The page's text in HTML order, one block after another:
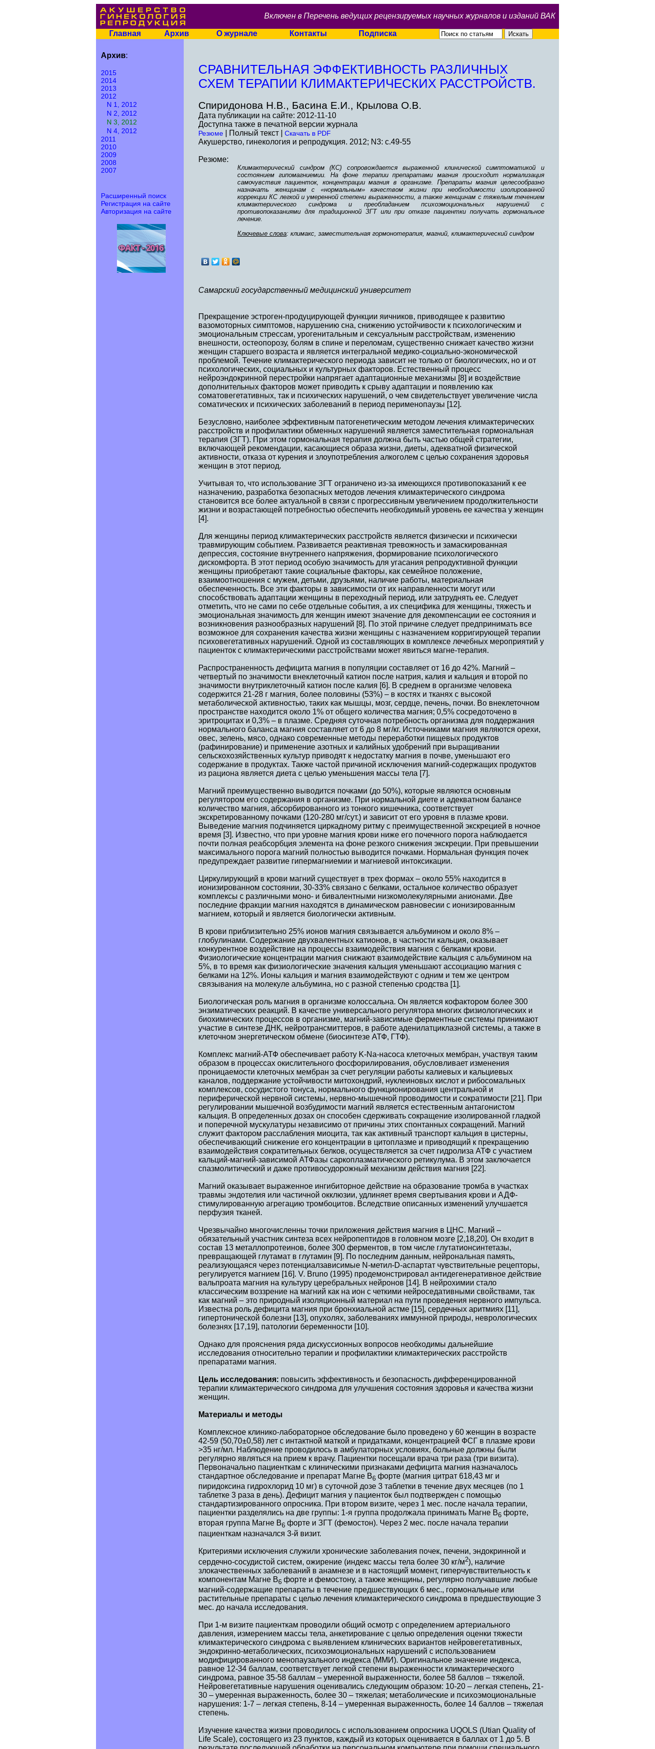
Включен в Перечень ведущих рецензируемых научных журналов и изданий ВАК
Главная Архив О журнале Контакты Подписка
Архив:
2015
2014
2013
2012
N 1, 2012
N 2, 2012
N 3, 2012
N 4, 2012
2011
2010
2009
2008
2007
Расширенный поиск
Регистрация на сайте
Авторизация на сайте
СРАВНИТЕЛЬНАЯ ЭФФЕКТИВНОСТЬ РАЗЛИЧНЫХ
СХЕМ ТЕРАПИИ КЛИМАКТЕРИЧЕСКИХ РАССТРОЙСТВ.
Спиридонова Н.В., Басина Е.И., Крылова О.В.
Дата публикации на сайте: 2012-11-10
Доступна также в печатной версии журнала
Резюме | Полный текст | Скачать в PDF
Акушерство, гинекология и репродукция. 2012; N3: c.49-55
Резюме:
Климактерический синдром (КС) сопровождается выраженной клинической симптоматикой и
состоянием гипомагниемии. На фоне терапии препаратами магния происходит нормализация
самочувствия пациенток, концентрации магния в организме. Препараты магния целесообразно
назначать женщинам с «нормальным» качеством жизни при необходимости изолированной
коррекции КС легкой и умеренной степени выраженности, а также женщинам с тяжелым течением
климактерического синдрома и преобладанием психоэмоциональных нарушений с
противопоказаниями для традиционной ЗГТ или при отказе пациентки получать гормональное
лечение.
Ключевые слова: климакс, заместительная гормонотерапия, магний, климактерический синдром
Самарский государственный медицинский университет
Прекращение эстроген-продуцирующей функции яичников, приводящее к развитию
вазомоторных симптомов, нарушению сна, снижению устойчивости к психологическим и
эмоциональным стрессам, урогенитальным и сексуальным расстройствам, изменению
внешности, остеопорозу, болям в спине и переломам, существенно снижает качество жизни
женщин старшего возраста и является интегральной медико-социально-экономической
проблемой. Течение климактерического периода зависит не только от биологических, но и от
психологических, социальных и культурных факторов. Естественный процесс
нейроэндокринной перестройки напрягает адаптационные механизмы [8] и воздействие
дополнительных факторов может приводить к срыву адаптации и появлению как
соматовегетативных, так и психических нарушений, о чем свидетельствует увеличение числа
соматических и психических заболеваний в период перименопаузы [12].
Безусловно, наиболее эффективным патогенетическим методом лечения климактерических
расстройств и профилактики обменных нарушений является заместительная гормональная
терапия (ЗГТ). При этом гормональная терапия должна быть частью общей стратегии,
включающей рекомендации, касающиеся образа жизни, диеты, адекватной физической
активности, отказа от курения и злоупотребления алкоголем с целью сохранения здоровья
женщин в этот период.
Учитывая то, что использование ЗГТ ограничено из-за имеющихся противопоказаний к ее
назначению, разработка безопасных методов лечения климактерического синдрома
становится все более актуальной в связи с прогрессивным увеличением продолжительности
жизни и возрастающей потребностью обеспечить необходимый уровень ее качества у женщин
[4].
Для женщины период климактерических расстройств является физически и психически
травмирующим событием. Развивается реактивная тревожность и замаскированная
депрессия, состояние внутреннего напряжения, формирование психологического
дискомфорта. В этот период особую значимость для угасания репродуктивной функции
женщины приобретают такие социальные факторы, как семейное положение,
взаимоотношения с мужем, детьми, друзьями, наличие работы, материальная
обеспеченность. Все эти факторы в зависимости от их направленности могут или
способствовать адаптации женщины в переходный период, или затруднять ее. Следует
отметить, что не сами по себе отдельные события, а их специфика для женщины, тяжесть и
эмоциональная значимость для женщин имеют значение для декомпенсации ее состояния и
возникновения разнообразных нарушений [8]. По этой причине следует предпринимать все
возможное для сохранения качества жизни женщины с назначением корригирующей терапии
психовегетативных нарушений. Одной из составляющих в комплексе лечебных мероприятий у
пациенток с климактерическими расстройствами может явиться магне-терапия.
Распространенность дефицита магния в популяции составляет от 16 до 42%. Магний –
четвертый по значимости внеклеточный катион после натрия, калия и кальция и второй по
значимости внутриклеточный катион после калия [6]. В среднем в организме человека
содержится 21-28 г магния, более половины (53%) – в костях и тканях с высокой
метаболической активностью, таких как мышцы, мозг, сердце, печень, почки. Во внеклеточном
пространстве находится около 1% от общего количества магния; 0,5% сосредоточено в
эритроцитах и 0,3% – в плазме. Средняя суточная потребность организма для поддержания
нормального баланса магния составляет от 6 до 8 мг/кг. Источниками магния являются орехи,
овес, зелень, мясо, однако современные методы переработки пищевых продуктов
(рафинирование) и применение азотных и калийных удобрений при выращивании
сельскохозяйственных культур приводят к недостатку магния в почве, уменьшают его
содержание в продуктах. Также частой причиной исключения магний-содержащих продуктов
из рациона является диета с целью уменьшения массы тела [7].
Магний преимущественно выводится почками (до 50%), которые являются основным
регулятором его содержания в организме. При нормальной диете и адекватном балансе
количество магния, абсорбированного из тонкого кишечника, соответствует
экскретированному почками (120-280 мг/сут.) и зависит от его уровня в плазме крови.
Выведение магния подчиняется циркадному ритму с преимущественной экскрецией в ночное
время [3]. Известно, что при уровне магния крови ниже его почечного порога наблюдается
почти полная реабсорбция элемента на фоне резкого снижения экскреции. При превышении
максимального порога магний полностью выводится почками. Нормальная функция почек
предупреждает развитие гипермагниемии и магниевой интоксикации.
Циркулирующий в крови магний существует в трех формах – около 55% находится в
ионизированном состоянии, 30-33% связано с белками, остальное количество образует
комплексы с различными моно- и бивалентными низкомолекулярными анионами. Две
последние фракции магния находятся в динамическом равновесии с ионизированным
магнием, который и является биологически активным.
В крови приблизительно 25% ионов магния связывается альбумином и около 8% –
глобулинами. Содержание двухвалентных катионов, в частности кальция, оказывает
конкурентное воздействие на процессы взаимодействия магния с белками крови.
Физиологические концентрации магния снижают взаимодействие кальция с альбумином на
5%, в то время как физиологические значения кальция уменьшают ассоциацию магния с
белками на 12%. Ионы кальция и магния взаимодействуют с одним и тем же центром
связывания на молекуле альбумина, но с разной степенью сродства [1].
Биологическая роль магния в организме колоссальна. Он является кофактором более 300
энзиматических реакций. В качестве универсального регулятора многих физиологических и
биохимических процессов в организме, магний-зависимые ферментные системы принимают
участие в синтезе ДНК, нейротрансмиттеров, в работе аденилатциклазной системы, а также в
клеточном энергетическом обмене (биосинтезе АТФ, ГТФ).
Комплекс магний-АТФ обеспечивает работу K-Nа-насоса клеточных мембран, участвуя таким
образом в процессах окислительного фосфорилирования, обусловливает изменения
проницаемости клеточных мембран за счет регуляции работы калиевых и кальциевых
каналов, поддержание устойчивости митохондрий, нуклеиновых кислот и рибосомальных
комплексов, сосудистого тонуса, нормального функционирования центральной и
периферической нервной системы, нервно-мышечной проводимости и сократимости [21]. При
регулировании мышечной возбудимости магний является естественным антагонистом
кальция. В определенных дозах он способен сдерживать сокращение изолированной гладкой
и поперечной мускулатуры независимо от причины этих спонтанных сокращений. Магний
служит фактором расслабления миоцита, так как активный транспорт кальция в цистерны,
обеспечивающий снижение его концентрации в цитоплазме и приводящий к прекращению
взаимодействия сократительных белков, осуществляется за счет гидролиза АТФ с участием
кальций-магний-зависимой АТФазы саркоплазматического ретикулума. В этом заключается
спазмолитический и даже противосудорожный механизм действия магния [22].
Магний оказывает выраженное ингибиторное действие на образование тромба в участках
травмы эндотелия или частичной окклюзии, удлиняет время свертывания крови и АДФ-
стимулированную агрегацию тромбоцитов. Вследствие описанных изменений улучшается
перфузия тканей.
Чрезвычайно многочисленны точки приложения действия магния в ЦНС. Магний –
обязательный участник синтеза всех нейропептидов в головном мозге [2,18,20]. Он входит в
состав 13 металлопротеинов, более 300 ферментов, в том числе глутатионсинтетазы,
превращающей глутамат в глутамин [9]. По последним данным, нейрональная память,
реализующаяся через потенциалзависимые N-метил-D-аспартат чувствительные рецепторы,
регулируется магнием [16]. V. Bruno (1995) продемонстрировал антидегенеративное действие
вальпроата магния на культуру церебральных нейронов [14]. В нейрохимии стало
классическим воззрение на магний как на ион с четкими нейроседативными свойствами, так
как магний – это природный изоляционный материал на пути проведения нервного импульса.
Известна роль дефицита магния при бронхиальной астме [15], сердечных аритмиях [11],
гипертонической болезни [13], опухолях, заболеваниях иммунной природы, неврологических
болезнях [17,19], патологии беременности [10].
Однако для прояснения ряда дискуссионных вопросов необходимы дальнейшие
исследования относительно терапии и профилактики климактерических расстройств
препаратами магния.
Цель исследования: повысить эффективность и безопасность дифференцированной
терапии климактерического синдрома для улучшения состояния здоровья и качества жизни
женщин.
Материалы и методы
Комплексное клинико-лабораторное обследование было проведено у 60 женщин в возрасте
42-59 (50,70±0,58) лет с интактной маткой и придатками, концентрацией ФСГ в плазме крови
>35 нг/мл. Наблюдение проводилось в амбулаторных условиях, больные должны были
регулярно являться на прием к врачу. Пациентки посещали врача три раза (три визита).
Первоначально пациенткам с клиническими признаками дефицита магния назначалось
стандартное обследование и препарат Магне В6 форте (магния цитрат 618,43 мг и
пиридоксина гидрохлорид 10 мг) в суточной дозе 3 таблетки в течение двух месяцев (по 1
таблетке 3 раза в день). Дефицит магния у пациенток был подтвержден с помощью
стандартизированного опросника. При втором визите, через 1 мес. после начала терапии,
пациентки разделялись на две группы: 1-я группа продолжала принимать Магне В6 форте,
вторая группа Магне В6 форте и ЗГТ (фемостон). Через 2 мес. после начала терапии
пациенткам назначался 3-й визит.
Критериями исключения служили хронические заболевания почек, печени, эндокринной и
сердечно-сосудистой систем, ожирение (индекс массы тела более 30 кг/м2), наличие
злокачественных заболеваний в анамнезе и в настоящий момент, гиперчувствительность к
компонентам Магне В6 форте и фемостону, а также женщины, регулярно получавшие любые
магний-содержащие препараты в течение предшествующих 6 мес., гормональные или
растительные препараты с целью лечения климактерического синдрома в предшествующие 3
мес. до начала исследования.
При 1-м визите пациенткам проводили общий осмотр с определением артериального
давления, измерением массы тела, анкетирование с целью определения оценки тяжести
климактерического синдрома с выявлением клинических вариантов нейровегетативных,
эндокринно-метаболических, психоэмоциональных нарушений с использованием
модифицированного менопаузального индекса (ММИ). Оригинальное значение индекса,
равное 12-34 баллам, соответствует легкой степени выраженности климактерического
синдрома, равное 35-58 баллам – умеренной выраженности, более 58 баллов – тяжелой.
Нейровегетативные нарушения оценивались следующим образом: 10-20 – легкая степень, 21-
30 – умеренная выраженность, более 30 – тяжелая; метаболические и психоэмоциональные
нарушения: 1-7 – легкая степень, 8-14 – умеренная выраженность, более 14 баллов – тяжелая
степень.
Изучение качества жизни проводилось с использованием опросника UQОLS (Utian Quality of
Life Scale), состоящего из 23 пунктов, каждый из которых оценивается в баллах от 1 до 5. В